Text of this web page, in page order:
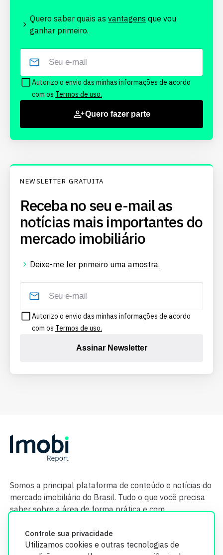
Controle sua privacidade
Utilizamos cookies e outras tecnologias de
Quero saber quais as vantagens que vou
ganhar primeiro.
Autorizo o envio das minhas informações de acordo
com os Termos de uso.
Quero fazer parte
NEWSLETTER GRATUITA
Receba no seu e-mail as
notícias mais importantes do
mercado imobiliário
Deixe-me ler primeiro uma amostra.
Autorizo o envio das minhas informações de acordo
com os Termos de uso.
Assinar Newsletter
Somos a principal plataforma de conteúdo e notícias do
mercado imobiliário do Brasil. Tudo o que você precisa
saber sobre a área de forma prática e com